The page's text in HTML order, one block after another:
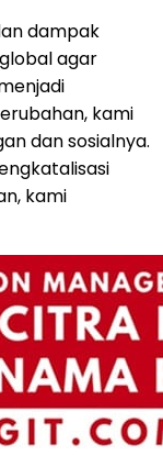
dampak
agar
kami
dan sosialnya.
kami